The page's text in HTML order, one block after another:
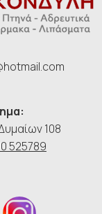
108
525789